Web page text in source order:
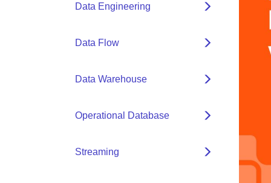
Data Engineering
Data Flow
Data Warehouse
Operational Database
Streaming